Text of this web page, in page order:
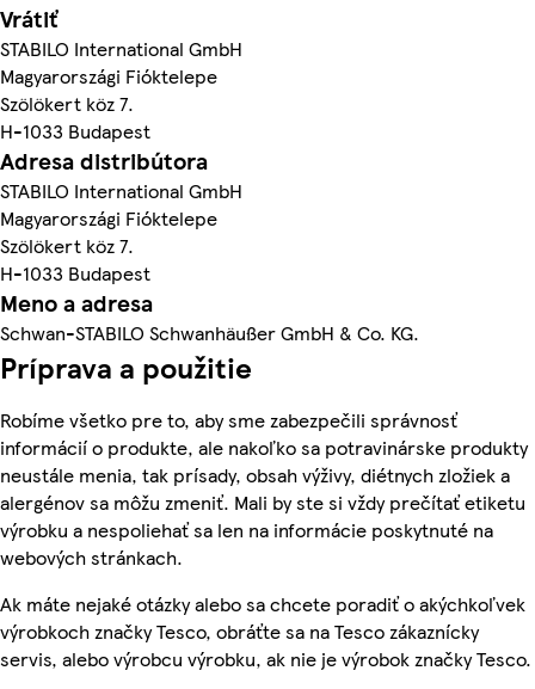
Vrátiť
STABILO International GmbH
Magyarországi Fióktelepe
Szölökert köz 7.
H-1033 Budapest
Adresa distribútora
STABILO International GmbH
Magyarországi Fióktelepe
Szölökert köz 7.
H-1033 Budapest
Meno a adresa
Schwan-STABILO Schwanhäußer GmbH & Co. KG.
Príprava a použitie
Robíme všetko pre to, aby sme zabezpečili správnosť
informácií o produkte, ale nakoľko sa potravinárske produkty
neustále menia, tak prísady, obsah výživy, diétnych zložiek a
alergénov sa môžu zmeniť. Mali by ste si vždy prečítať etiketu
výrobku a nespoliehať sa len na informácie poskytnuté na
webových stránkach.
Ak máte nejaké otázky alebo sa chcete poradiť o akýchkoľvek
výrobkoch značky Tesco, obráťte sa na Tesco zákaznícky
servis, alebo výrobcu výrobku, ak nie je výrobok značky Tesco.